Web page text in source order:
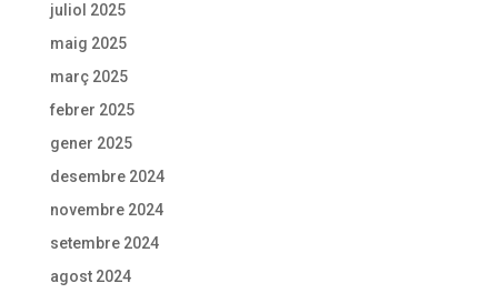
juliol 2025
maig 2025
març 2025
febrer 2025
gener 2025
desembre 2024
novembre 2024
setembre 2024
agost 2024